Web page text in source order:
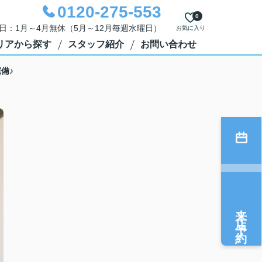
0120-275-553
1月～4月無休（5月～12月毎週水曜日） お気に入り
0
アから探す スタッフ紹介 お問い合わせ
♪
来店予約